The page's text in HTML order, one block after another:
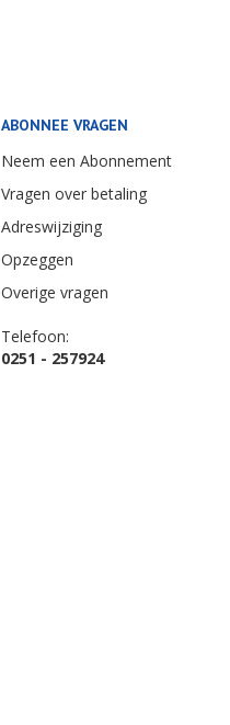
ABONNEE VRAGEN
Neem een Abonnement
Vragen over betaling
Adreswijziging
Opzeggen
Overige vragen
Telefoon:
0251 - 257924